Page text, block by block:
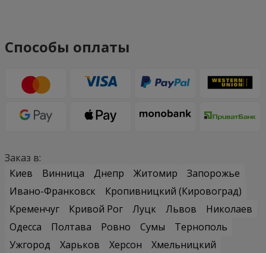
Способы оплаты
Заказ в:
Киев
Винница Днепр Житомир
Запорожье
Ивано-Франковск
Кропивницкий (Кировоград)
Кременчуг
Кривой Рог Луцк Львов
Николаев
Одесса
Полтава Ровно Сумы
Тернополь
Ужгород
Харьков Херсон
Хмельницкий